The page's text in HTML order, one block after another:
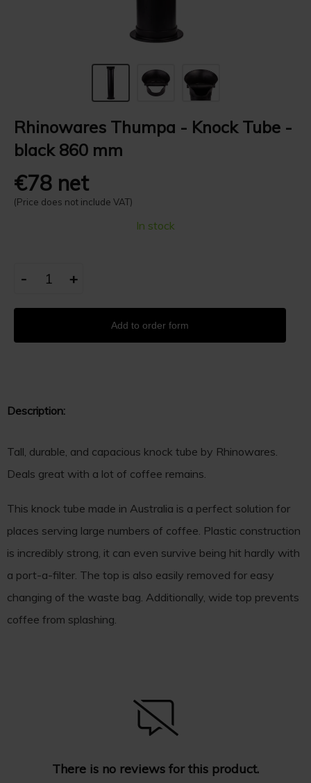
Rhinowares Thumpa - Knock Tube -
black 860 mm
€78 net
(Price does not include VAT)
In stock
Add to order form
- +
Description:
Tall, durable, and capacious knock tube by Rhinowares.
Deals great with a lot of coffee remains.
This knock tube made in Australia is a perfect solution for
places serving large numbers of coffee. Plastic construction
is incredibly strong, it can even survive being hit hardly with
a port-a-filter. The top is also easily removed for easy
changing of the waste bag. Additionally, wide top prevents
coffee from splashing.
There is no reviews for this product.